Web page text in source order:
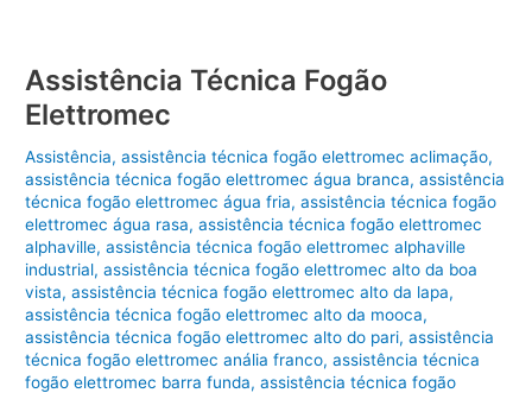
Assistência Técnica Fogão
Elettromec
Assistência,assistência técnica fogão elettromec aclimação,
assistência técnica fogão elettromec água branca,assistência
técnica fogão elettromec água fria,assistência técnica fogão
elettromec água rasa,assistência técnica fogão elettromec
alphaville,assistência técnica fogão elettromec alphaville
industrial,assistência técnica fogão elettromec alto da boa
vista,assistência técnica fogão elettromec alto da lapa,
assistência técnica fogão elettromec alto da mooca,
assistência técnica fogão elettromec alto do pari,assistência
técnica fogão elettromec anália franco,assistência técnica
fogão elettromec barra funda,assistência técnica fogão